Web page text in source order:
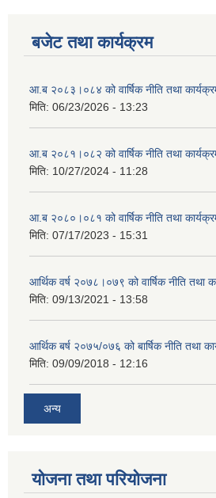
बजेट तथा कार्यक्रम
आ.ब २०८३।०८४ को वार्षिक नीति तथा
मिति: 06/23/2026 - 13:23
आ.ब २०८१।०८२ को वार्षिक नीति तथा
मिति: 10/27/2024 - 11:28
आ.ब २०८०।०८१ को वार्षिक नीति तथा
मिति: 07/17/2023 - 15:31
आर्थिक वर्ष २०७८।०७९ को वार्षिक नीति तथा
मिति: 09/13/2021 - 13:58
आर्थिक बर्ष २०७५/०७६ को बार्षिक नीति तथा
मिति: 09/09/2018 - 12:16
अन्य
योजना तथा परियोजना